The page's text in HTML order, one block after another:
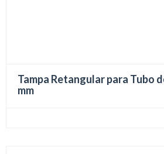
Tampa Retangular para Tubo
mm